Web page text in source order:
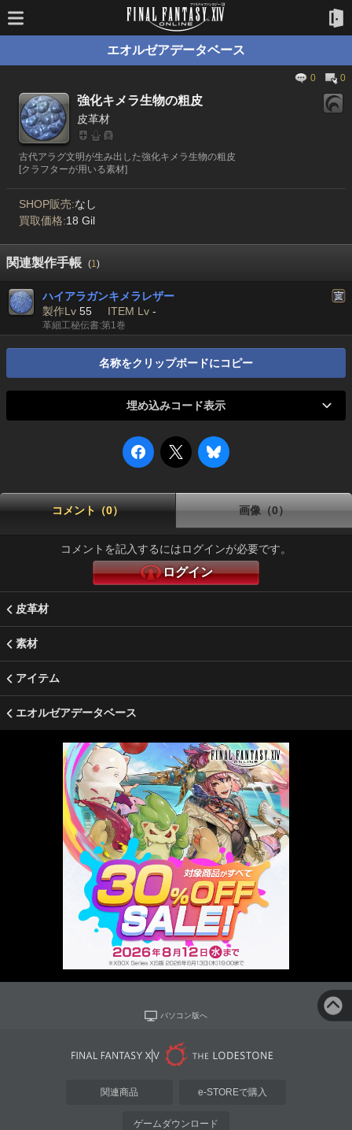
エオルゼアデータベース
0 0
強化キメラ生物の粗皮
皮革材
古代アラグ文明が生み出した強化キメラ生物の粗皮
[クラフターが用いる素材]
SHOP販売:なし
買取価格:18 Gil
関連製作手帳 (1)
ハイアラガンキメラレザー
製作Lv 55 ITEM Lv -
革細工秘伝書:第1巻
名称をクリップボードにコピー
埋め込みコード表示
コメント（0） 画像（0）
コメントを記入するにはログインが必要です。
ログイン
皮革材
素材
アイテム
エオルゼアデータベース
パソコン版へ
関連商品 e-STOREで購入
ゲームダウンロード